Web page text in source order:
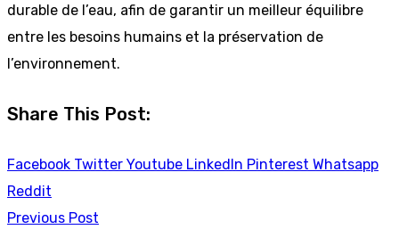
durable de l’eau, afin de garantir un meilleur équilibre
entre les besoins humains et la préservation de
l’environnement.
Share This Post:
Facebook Twitter Youtube LinkedIn Pinterest Whatsapp
Reddit
Previous Post